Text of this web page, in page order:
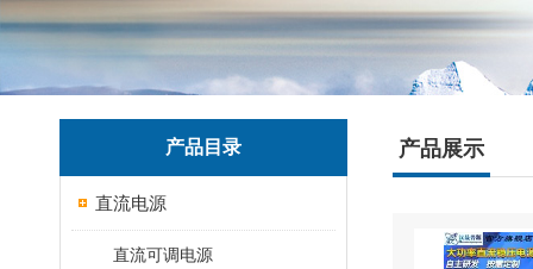
产品目录
直流电源
直流可调电源
产品展示